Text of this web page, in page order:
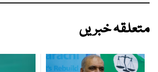
متعلقہ خبریں